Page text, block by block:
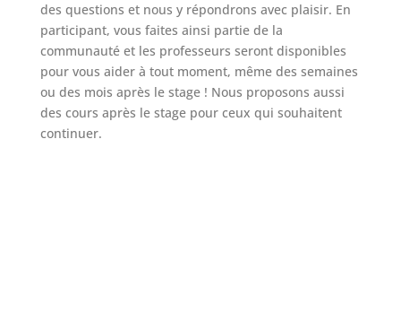
des questions et nous y répondrons avec plaisir. En
participant, vous faites ainsi partie de la
communauté et les professeurs seront disponibles
pour vous aider à tout moment, même des semaines
ou des mois après le stage ! Nous proposons aussi
des cours après le stage pour ceux qui souhaitent
continuer.